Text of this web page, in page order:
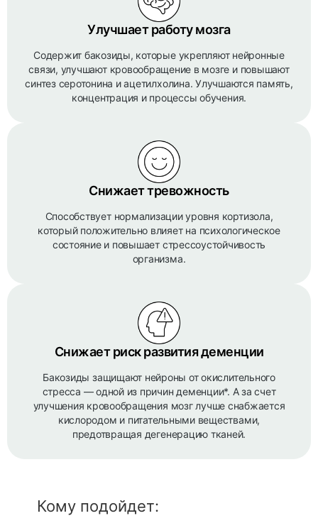
Улучшает работу мозга
Содержит бакозиды, которые укрепляют нейронные
связи, улучшают кровообращение в мозге и повышают
синтез серотонина и ацетилхолина. Улучшаются память,
концентрация и процессы обучения.
Снижает тревожность
Способствует нормализации уровня кортизола,
который положительно влияет на психологическое
состояние и повышает стрессоустойчивость
организма.
Снижает риск развития деменции
Бакозиды защищают нейроны от окислительного
стресса — одной из причин деменции*. А за счет
улучшения кровообращения мозг лучше снабжается
кислородом и питательными веществами,
предотвращая дегенерацию тканей.
Кому подойдет: